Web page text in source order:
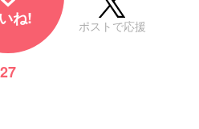
ね!
27
ポストで応援